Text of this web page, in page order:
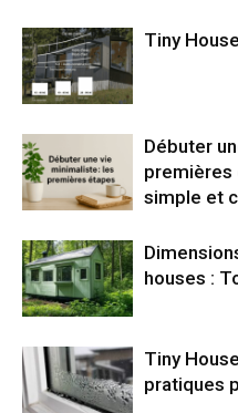
Tiny
Débuter
premières
simple et
houses :
Tiny
pratiques